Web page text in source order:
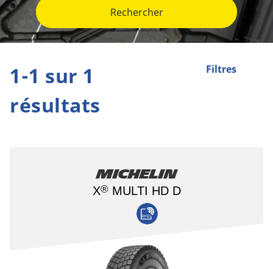
Rechercher
Filtres
1-1 sur 1
résultats
Michelin
X®MULTI HD D